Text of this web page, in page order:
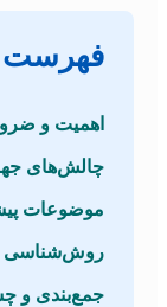
فهرست
اهمیت و
چالش‌های
موضوعات
روش‌شناسی
جمع‌بندی و